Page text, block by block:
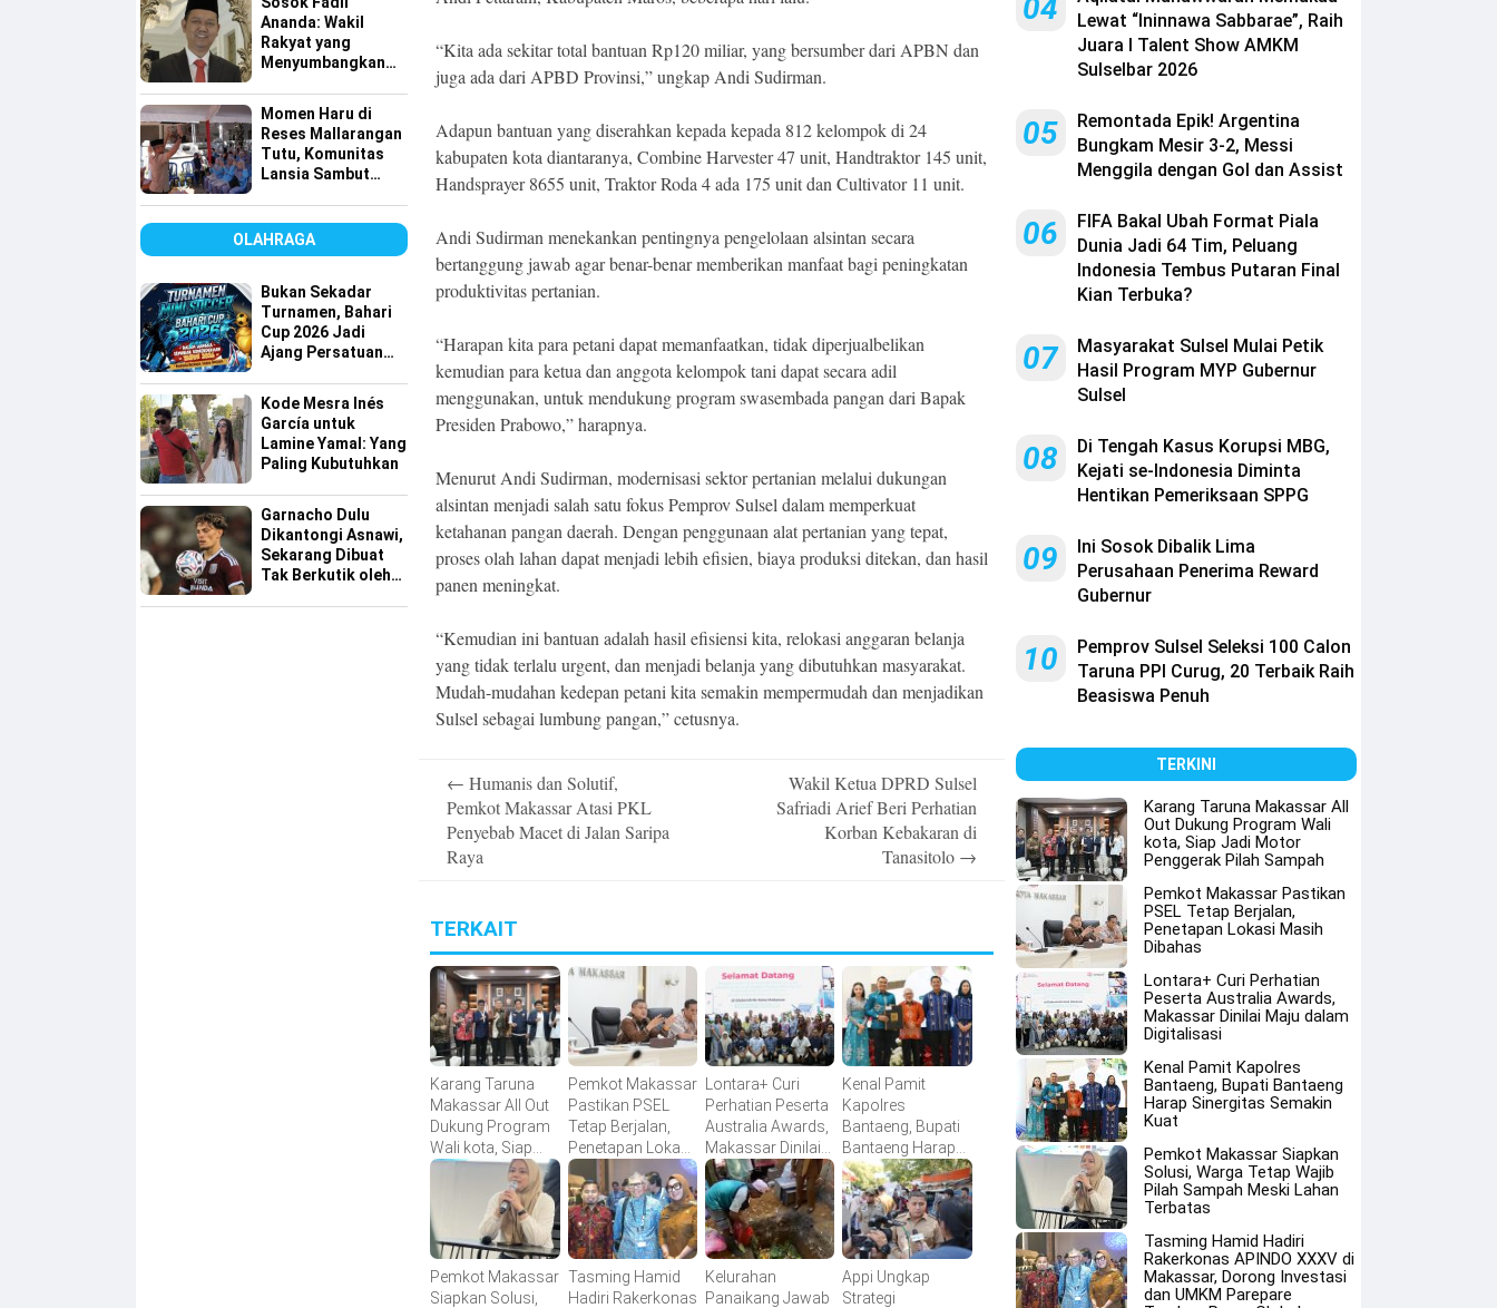
Ananda: Wakil
Rakyat yang
Menyumbangkan
Kurang Mampu
Momen Haru di
Reses Mallarangan
Tutu, Komunitas
Lansia Sambut
OLAHRAGA
Bukan Sekadar
Turnamen, Bahari
Cup 2026 Jadi
Ajang Persatuan
Sinjai
Kode Mesra Inés
García untuk
Lamine Yamal: Yang
Paling Kubutuhkan
Garnacho Dulu
Dikantongi Asnawi,
Sekarang Dibuat
Tak Berkutik oleh
“Kita ada sekitar total bantuan Rp120 miliar, yang bersumber dari APBN dan
juga ada dari APBD Provinsi,” ungkap Andi Sudirman.
Adapun bantuan yang diserahkan kepada kepada 812 kelompok di 24
kabupaten kota diantaranya, Combine Harvester 47 unit, Handtraktor 145 unit,
Handsprayer 8655 unit, Traktor Roda 4 ada 175 unit dan Cultivator 11 unit.
Andi Sudirman menekankan pentingnya pengelolaan alsintan secara
bertanggung jawab agar benar-benar memberikan manfaat bagi peningkatan
produktivitas pertanian.
“Harapan kita para petani dapat memanfaatkan, tidak diperjualbelikan
kemudian para ketua dan anggota kelompok tani dapat secara adil
menggunakan, untuk mendukung program swasembada pangan dari Bapak
Presiden Prabowo,” harapnya.
Menurut Andi Sudirman, modernisasi sektor pertanian melalui dukungan
alsintan menjadi salah satu fokus Pemprov Sulsel dalam memperkuat
ketahanan pangan daerah. Dengan penggunaan alat pertanian yang tepat,
proses olah lahan dapat menjadi lebih efisien, biaya produksi ditekan, dan hasil
panen meningkat.
“Kemudian ini bantuan adalah hasil efisiensi kita, relokasi anggaran belanja
yang tidak terlalu urgent, dan menjadi belanja yang dibutuhkan masyarakat.
Mudah-mudahan kedepan petani kita semakin mempermudah dan menjadikan
Sulsel sebagai lumbung pangan,” cetusnya.
navigation
← Humanis dan Solutif,
Pemkot Makassar Atasi PKL
Penyebab Macet di Jalan Saripa
Raya
Wakil Ketua DPRD Sulsel
Safriadi Arief Beri Perhatian
Korban Kebakaran di
Tanasitolo →
TERKAIT
Karang Taruna
Makassar All Out
Dukung Program
Wali kota, Siap
Jadi Motor
Penggerak Pilah
Sampah
Pemkot Makassar
Pastikan PSEL
Tetap Berjalan,
Penetapan Lokasi
Masih Dibahas
Lontara+ Curi
Perhatian Peserta
Australia Awards,
Makassar Dinilai
Maju dalam
Digitalisasi
Kenal Pamit
Kapolres
Bantaeng, Bupati
Bantaeng Harap
Sinergitas
Semakin Kuat
Pemkot Makassar
Siapkan Solusi,
Tasming Hamid
Hadiri Rakerkonas
Kelurahan
Panaikang Jawab
Appi Ungkap
Strategi
04
Lewat “Ininnawa Sabbarae”, Raih
Juara I Talent Show AMKM
Sulselbar 2026
05
Remontada Epik! Argentina
Bungkam Mesir 3-2, Messi
Menggila dengan Gol dan Assist
06
FIFA Bakal Ubah Format Piala
Dunia Jadi 64 Tim, Peluang
Indonesia Tembus Putaran Final
Kian Terbuka?
07
Masyarakat Sulsel Mulai Petik
Hasil Program MYP Gubernur
Sulsel
08
Di Tengah Kasus Korupsi MBG,
Kejati se-Indonesia Diminta
Hentikan Pemeriksaan SPPG
09
Ini Sosok Dibalik Lima
Perusahaan Penerima Reward
Gubernur
10
Pemprov Sulsel Seleksi 100 Calon
Taruna PPI Curug, 20 Terbaik Raih
Beasiswa Penuh
TERKINI
Karang Taruna Makassar All
Out Dukung Program Wali
kota, Siap Jadi Motor
Penggerak Pilah Sampah
Pemkot Makassar Pastikan
PSEL Tetap Berjalan,
Penetapan Lokasi Masih
Dibahas
Lontara+ Curi Perhatian
Peserta Australia Awards,
Makassar Dinilai Maju dalam
Digitalisasi
Kenal Pamit Kapolres
Bantaeng, Bupati Bantaeng
Harap Sinergitas Semakin
Kuat
Pemkot Makassar Siapkan
Solusi, Warga Tetap Wajib
Pilah Sampah Meski Lahan
Terbatas
Tasming Hamid Hadiri
Rakerkonas APINDO XXXV di
Makassar, Dorong Investasi
dan UMKM Parepare